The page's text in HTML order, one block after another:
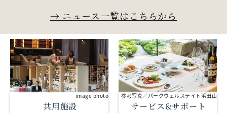
→ ニュース一覧はこちらから
image photo
共用施設
参考写真／パークウェルステイト浜田山
サービス&サポート